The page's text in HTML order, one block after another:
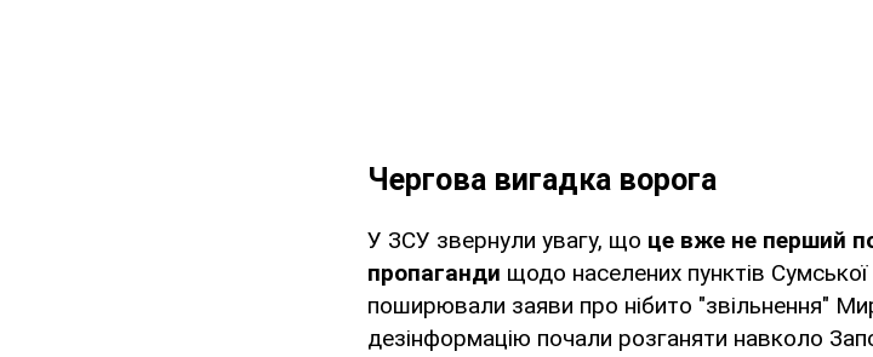
Чергова вигадка ворога
У ЗСУ звернули увагу, що це вже не перший
пропаганди щодо населених пунктів
поширювали заяви про нібито "звільнення"
дезінформацію почали розганяти навколо